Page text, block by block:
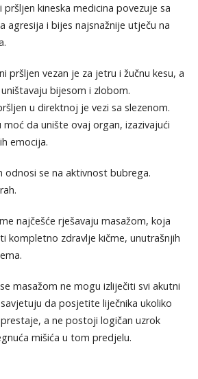
kineska medicina povezuje sa
agresija i bijes najsnažnije utječu na
pršljen vezan je za jetru i žučnu kesu, a
bijesom i zlobom.
u direktnoj je vezi sa slezenom.
moć da unište ovaj organ, izazivajući
emocija.
odnosi se na aktivnost bubrega.
najčešće rješavaju masažom, koja
kompletno zdravlje kičme, unutrašnjih
masažom ne mogu izliječiti svi akutni
da posjetite liječnika ukoliko
a ne postoji logičan uzrok
mišića u tom predjelu.